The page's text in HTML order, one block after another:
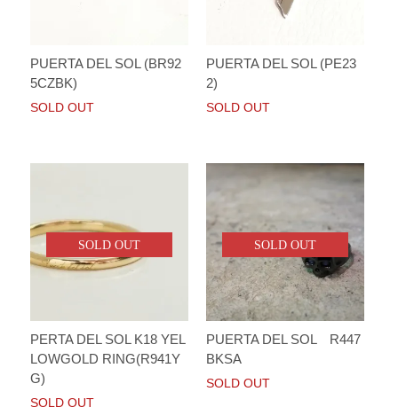
PUERTA DEL SOL (BR92
5CZBK)
SOLD OUT
PUERTA DEL SOL (PE23
2)
SOLD OUT
SOLD OUT
PERTA DEL SOL K18 YEL
LOWGOLD RING(R941Y
G)
SOLD OUT
SOLD OUT
PUERTA DEL SOL R447
BKSA
SOLD OUT